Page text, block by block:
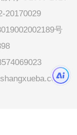
20170029
号